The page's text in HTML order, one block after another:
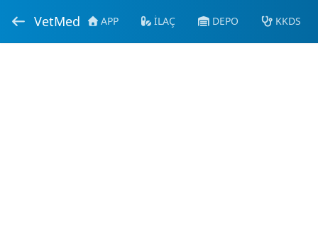
VetMed APP İLAÇ DEPO KKDS